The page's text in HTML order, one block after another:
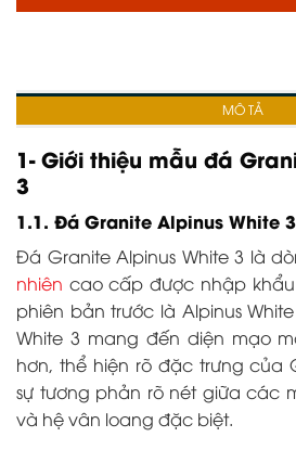
MÔ TẢ
1- Giới thiệu mẫu đá
3
1.1. Đá Granite Alpinus White
Đá Granite Alpinus White 3 là
nhiên cao cấp được nhập
phiên bản trước là Alpinus
White 3 mang đến diện mạo
hơn, thể hiện rõ đặc trưng của
sự tương phản rõ nét giữa các
và hệ vân loang đặc biệt.